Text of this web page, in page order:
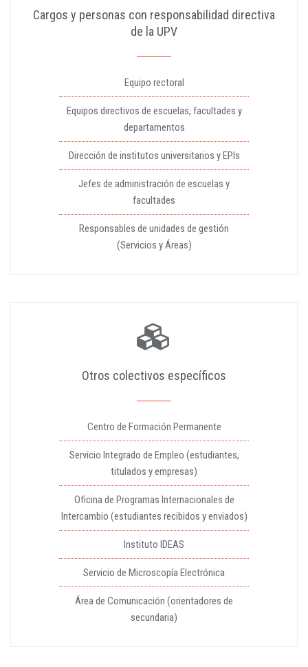
Cargos y personas con responsabilidad directiva
de la UPV
Equipo rectoral
Equipos directivos de escuelas, facultades y
departamentos
Dirección de institutos universitarios y EPIs
Jefes de administración de escuelas y
facultades
Responsables de unidades de gestión
(Servicios y Áreas)
Otros colectivos específicos
Centro de Formación Permanente
Servicio Integrado de Empleo (estudiantes,
titulados y empresas)
Oficina de Programas Internacionales de
Intercambio (estudiantes recibidos y enviados)
Instituto IDEAS
Servicio de Microscopía Electrónica
Área de Comunicación (orientadores de
secundaria)